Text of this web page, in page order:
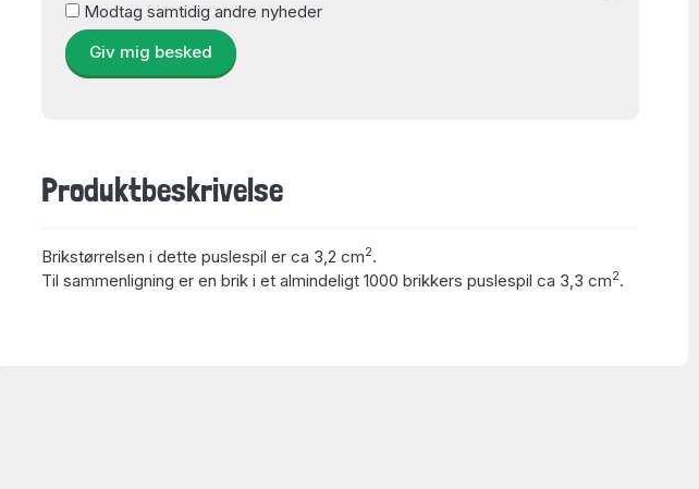
Modtag samtidig andre nyheder
Giv mig besked
Produktbeskrivelse
Brikstørrelsen i dette puslespil er ca 3,2 cm2.
Til sammenligning er en brik i et almindeligt 1000 brikkers puslespil ca 3,3 cm2.